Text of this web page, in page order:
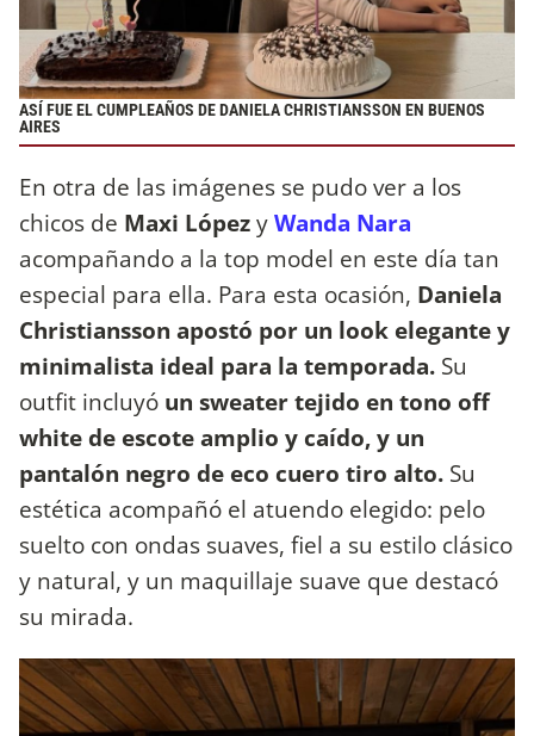
ASÍ FUE EL CUMPLEAÑOS DE DANIELA CHRISTIANSSON EN BUENOS
AIRES
En otra de las imágenes se pudo ver a los
chicos de Maxi LópezyWanda Nara
acompañando a la top model en este día tan
especial para ella. Para esta ocasión, Daniela
Christiansson apostó por un look elegante y
minimalista ideal para la temporada. Su
outfit incluyó un sweater tejido en tono off
white de escote amplio y caído, y un
pantalón negro de eco cuero tiro alto. Su
estética acompañó el atuendo elegido: pelo
suelto con ondas suaves, fiel a su estilo clásico
y natural, y un maquillaje suave que destacó
su mirada.